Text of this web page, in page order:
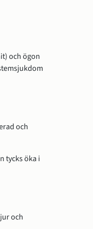
och ögon
och
tycks öka i
och